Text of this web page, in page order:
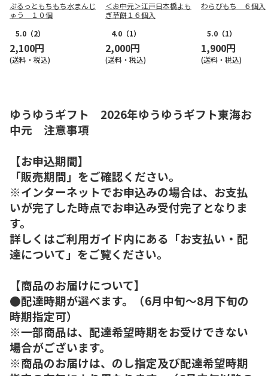
ぷるっともちもち水まんじ
ゅう １０個
5.0 （2）
2,100円
(送料・税込)
＜お中元＞江戸日本橋よも
ぎ草餅１６個入
4.0 （1）
2,000円
(送料・税込)
わらびもち ６個入
5.0 （1）
1,900円
(送料・税込)
ゆうゆうギフト 2026年ゆうゆうギフト東海お
中元 注意事項
【お申込期間】
「販売期間」をご確認ください。
※インターネットでお申込みの場合は、お支払
いが完了した時点でお申込み受付完了となりま
す。
詳しくはご利用ガイド内にある「お支払い・配
達について」をご覧ください。
【商品のお届けについて】
●配達時期が選べます。（6月中旬～8月下旬の
時期指定可）
※一部商品は、配達希望時期をお受けできない
場合がございます。
※商品のお届けは、のし指定及び配達希望時期